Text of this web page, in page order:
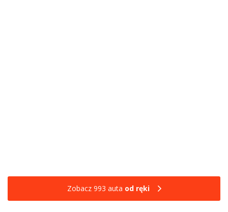
Zobacz 993 auta od ręki